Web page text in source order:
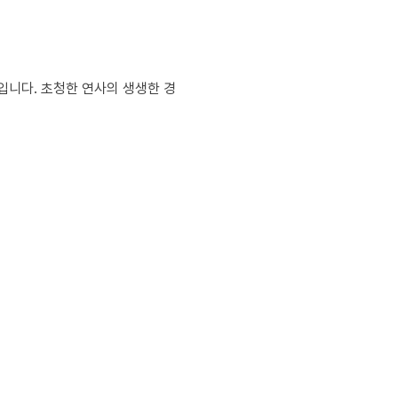
다. 초청한 연사의 생생한 경